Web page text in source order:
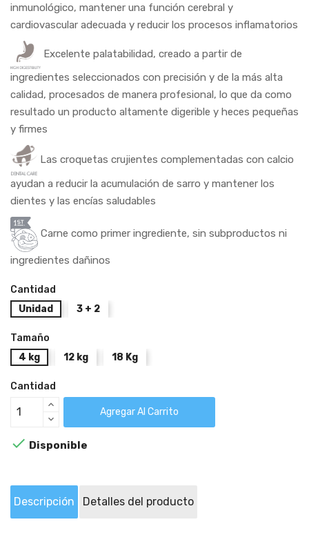
inmunológico, mantener una función cerebral y
cardiovascular adecuada y reducir los procesos inflamatorios
Excelente palatabilidad, creado a partir de
ingredientes seleccionados con precisión y de la más alta
calidad, procesados ​​de manera profesional, lo que da como
resultado un producto altamente digerible y heces pequeñas
y firmes
Las croquetas crujientes complementadas con calcio
ayudan a reducir la acumulación de sarro y mantener los
dientes y las encías saludables
Carne como primer ingrediente, sin subproductos ni
ingredientes dañinos
Cantidad
Unidad
3 + 2
Tamaño
4 kg
12 kg 18 Kg
Cantidad
Agregar Al Carrito
 Disponible
Descripción Detalles del producto